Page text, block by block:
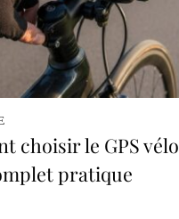
choisir le GPS
pratique